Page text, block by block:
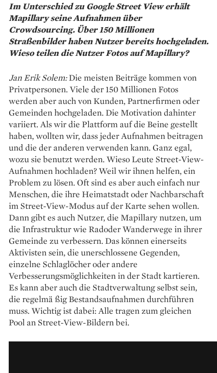
Im Unterschied zu Google Street View erhält
Mapillary seine Aufnahmen über
Crowdsourcing. Über 150 Millionen
Straßenbilder haben Nutzer bereits hochgeladen.
Wieso teilen die Nutzer Fotos auf Mapillary?
Jan Erik Solem:Die meisten Beiträge kommen von
Privatpersonen. Viele der 150 Millionen Fotos
werden aber auch von Kunden, Partnerfirmen oder
Gemeinden hochgeladen. Die Motivation dahinter
variiert. Als wir die Plattform auf die Beine gestellt
haben, wollten wir, dass jeder Aufnahmen beitragen
und die der anderen verwenden kann. Ganz egal,
wozu sie benutzt werden. Wieso Leute Street-View-
Aufnahmen hochladen? Weil wir ihnen helfen, ein
Problem zu lösen. Oft sind es aber auch einfach nur
Menschen, die ihre Heimatstadt oder Nachbarschaft
im Street-View-Modus auf der Karte sehen wollen.
Dann gibt es auch Nutzer, die Mapillary nutzen, um
die Infrastruktur wie Radoder Wanderwege in ihrer
Gemeinde zu verbessern. Das können einerseits
Aktivisten sein, die unerschlossene Gegenden,
einzelne Schlaglöcher oder andere
Verbesserungsmöglichkeiten in der Stadt kartieren.
Es kann aber auch die Stadtverwaltung selbst sein,
die regelmä­ ßig Bestandsaufnahmen durchführen
muss. Wichtig ist dabei: Alle tragen zum gleichen
Pool an Street-View-Bildern bei.